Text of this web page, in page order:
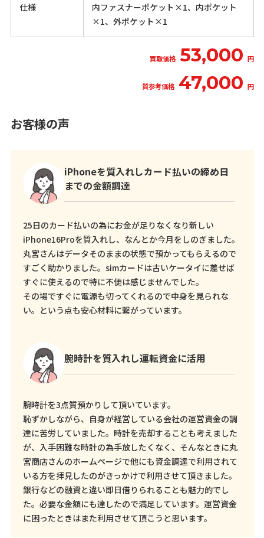
仕様
内ファスナーポケット×1、内ポケット
×1、外ポケット×1
買取価格 53,000 円
質参考価格 47,000 円
お客様の声
iPhoneを質入れしカード払いの締め日
までの金額調達
25日のカード払いの為にお金が足りなくなり新しい
iPhone16Proを質入れし、なんとか今月をしのぎました。
丸宮さんはデータそのままの状態で預かってもらえるので
すごく助かりました。simカードは古いケータイに差せば
すぐに使えるので特に不便は感じませんでした。
その場ですぐに電源も切ってくれるので中身を見られな
い。という点も安心材料に繋がっています。
腕時計を質入れし運転資金に活用
腕時計を3点質預かりして頂いています。
恥ずかしながら、自身が経営している会社の運営資金の調
達に苦労していました。時計を売却することも考えました
が、入手困難な時計の為手放したくなく、そんなときに丸
宮商店さんのホームページで他にも資金調達で利用されて
いる方を拝見したのがきっかけで利用させて頂きました。
銀行などの融資と違い即日借りられることも魅力的でし
た。必要な金額にも達したので満足しています。運営資金
に困ったときはまた利用させて頂こうと思います。